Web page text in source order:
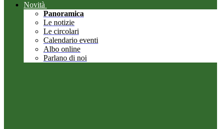
Novità
Panoramica
Le notizie
Le circolari
Calendario eventi
Albo online
Parlano di noi